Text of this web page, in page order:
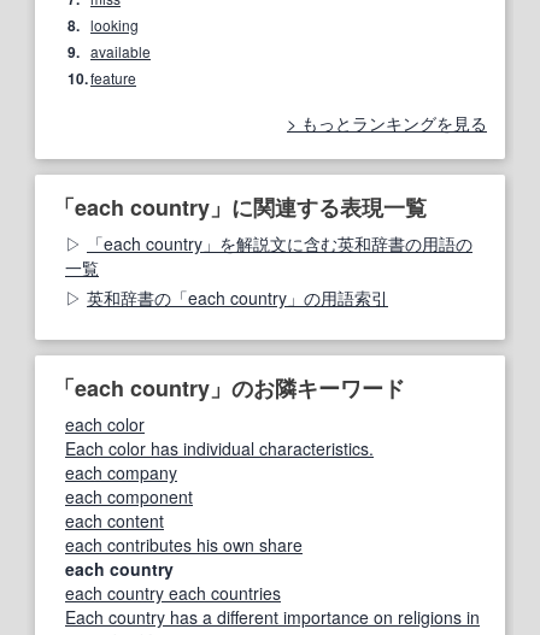
8. looking
9. available
10.feature
もっとランキングを見る
「each country」に関連する表現一覧
「each country」を解説文に含む英和辞書の用語の
一覧
英和辞書の「each country」の用語索引
「each country」のお隣キーワード
each color
Each color has individual characteristics.
each company
each component
each content
each contributes his own share
each country
each country each countries
Each country has a different importance on religions in